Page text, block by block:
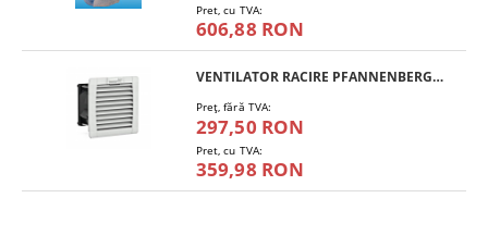
Pret, cu TVA:
606,88 RON
VENTILATOR RACIRE PFANNENBERG PF 11.000
Preţ, fără TVA:
297,50 RON
Pret, cu TVA:
359,98 RON